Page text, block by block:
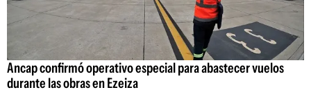
Ancap confirmó operativo especial para abastecer vuelos
durante las obras en Ezeiza